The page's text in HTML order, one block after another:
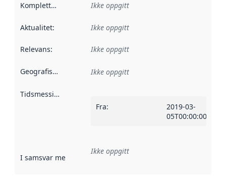
Kompletthet Ikke oppgitt
Aktualitet: Ikke oppgitt
Relevans: Ikke oppgitt
Geografisk avgrensning :
Ikke oppgitt
Tidsmessig avgrensning
Fra:
2019-03-
05T00:00:00Z
I samsvar med Referanse til en implementasjonsregel
Ikke oppgitt